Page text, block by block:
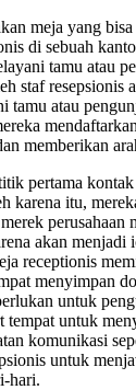
meja yang
di sebuah
tamu atau
staf resepsionis
tamu atau
memberikan
pertama kontak
karena itu,
perusahaan
akan menjadi
receptionis
menyimpan
untuk
tempat untuk
komunikasi
untuk
hari.